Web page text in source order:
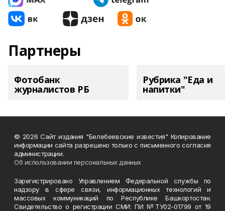
Партнеры
Фотобанк
журналистов РБ
Рубрика "Еда и
напитки"
© 2026 Сайт издания "Белебеевские известия" Копирование
информации сайта разрешено только с письменного согласия
администрации.
Об использовании персональных данных
Зарегистрировано Управлением Федеральной службы по
надзору в сфере связи, информационных технологий и
массовых коммуникаций по Республике Башкортостан.
Свидетельство о регистрации СМИ: ПИ №ТУ02-01799 от 19